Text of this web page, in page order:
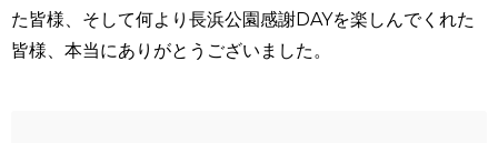
た皆様、そして何より長浜公園感謝DAYを楽しんでくれた
皆様、本当にありがとうございました。